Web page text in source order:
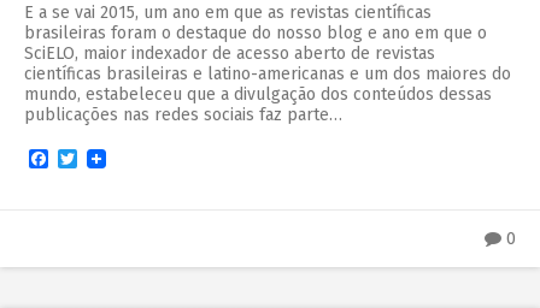
E a se vai 2015, um ano em que as revistas científicas
brasileiras foram o destaque do nosso blog e ano em que o
SciELO, maior indexador de acesso aberto de revistas
científicas brasileiras e latino-americanas e um dos maiores do
mundo, estabeleceu que a divulgação dos conteúdos dessas
publicações nas redes sociais faz parte…
Facebook
Twitter
0